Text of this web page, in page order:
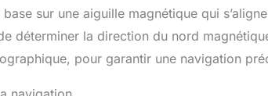
sur une aiguille magnétique qui
déterminer la direction du nord
pour garantir une navigation